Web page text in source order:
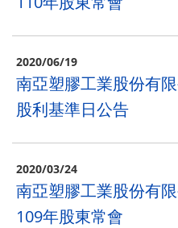
2020/06/19
南亞塑膠工業股份有
股利基準日公告
2020/03/24
南亞塑膠工業股份有
109年股東常會